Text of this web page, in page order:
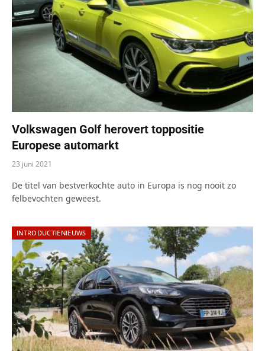
Volkswagen Golf herovert toppositie
Europese automarkt
23 juni 2021
De titel van bestverkochte auto in Europa is nog nooit zo
felbevochten geweest.
INTRODUCTIENIEUWS